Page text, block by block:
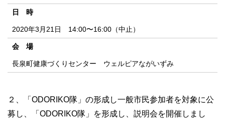
日 時
2020年3月21日 14:00〜16:00（中止）
会 場
長泉町健康づくりセンター ウェルピアながいずみ
２、「 ODORIKO隊」の形成し一般市民参加者を対象に公
募し、「 ODORIKO隊」を形成し、説明会を開催しまし